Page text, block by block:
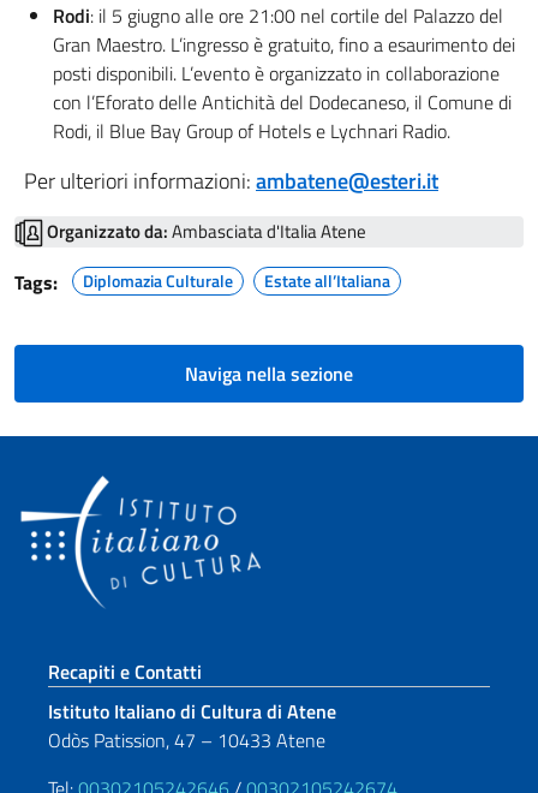
Rodi: il 5 giugno alle ore 21:00 nel cortile del Palazzo del
Gran Maestro. L’ingresso è gratuito, fino a esaurimento dei
posti disponibili. L’evento è organizzato in collaborazione
con l’Eforato delle Antichità del Dodecaneso, il Comune di
Rodi, il Blue Bay Group of Hotels e Lychnari Radio.
Per ulteriori informazioni:ambatene@esteri.it
Organizzato da:Ambasciata d'Italia Atene
Tags: Diplomazia Culturale Estate all’Italiana
Naviga nella sezione
Sezione footer
Recapiti e Contatti
Istituto Italiano di Cultura di Atene
Odòs Patission, 47 – 10433 Atene